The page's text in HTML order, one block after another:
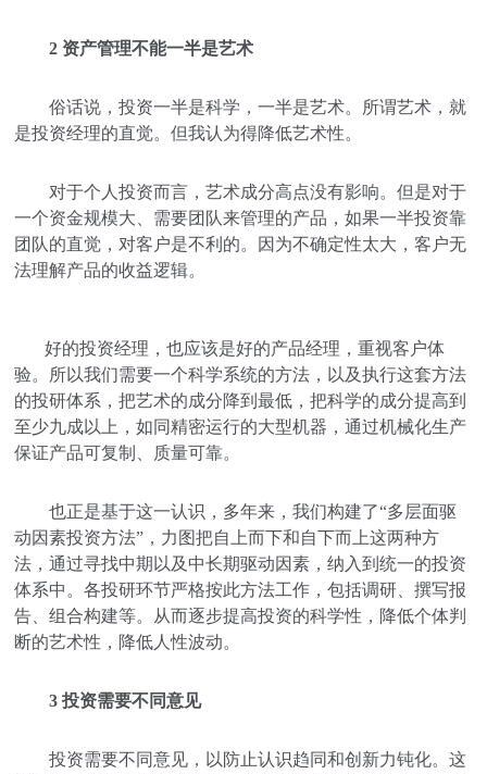
2 资产管理不能一半是艺术
俗话说，投资一半是科学，一半是艺术。所谓艺术，就
是投资经理的直觉。但我认为得降低艺术性。
对于个人投资而言，艺术成分高点没有影响。但是对于
一个资金规模大、需要团队来管理的产品，如果一半投资靠
团队的直觉，对客户是不利的。因为不确定性太大，客户无
法理解产品的收益逻辑。
好的投资经理，也应该是好的产品经理，重视客户体
验。所以我们需要一个科学系统的方法，以及执行这套方法
的投研体系，把艺术的成分降到最低，把科学的成分提高到
至少九成以上，如同精密运行的大型机器，通过机械化生产
保证产品可复制、质量可靠。
也正是基于这一认识，多年来，我们构建了“多层面驱
动因素投资方法”，力图把自上而下和自下而上这两种方
法，通过寻找中期以及中长期驱动因素，纳入到统一的投资
体系中。各投研环节严格按此方法工作，包括调研、撰写报
告、组合构建等。从而逐步提高投资的科学性，降低个体判
断的艺术性，降低人性波动。
3 投资需要不同意见
投资需要不同意见，以防止认识趋同和创新力钝化。这